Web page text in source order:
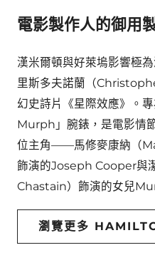
電影製作人的御用
漢米爾頓與好萊塢影響極
里斯多夫諾蘭（
幻史詩片《星際效應》。
Murph」腕錶，是電影情
位主角——馬修麥康納（
飾演的Joseph Cooper與
Chastain）飾演的女兒
瀏覽更多